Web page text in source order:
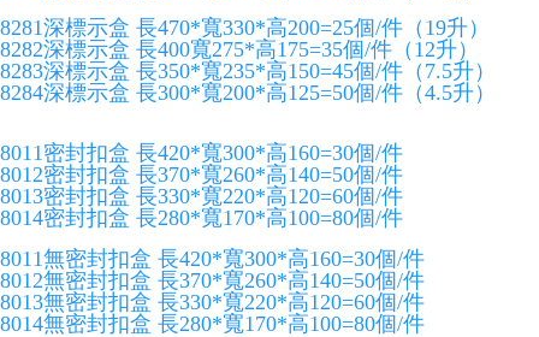
8281深標示盒 長470*寬330*高200=25個/件（19升）
8282深標示盒 長400寬275*高175=35個/件（12升）
8283深標示盒 長350*寬235*高150=45個/件（7.5升）
8284深標示盒 長300*寬200*高125=50個/件（4.5升）
8011密封扣盒 長420*寬300*高160=30個/件
8012密封扣盒 長370*寬260*高140=50個/件
8013密封扣盒 長330*寬220*高120=60個/件
8014密封扣盒 長280*寬170*高100=80個/件
8011無密封扣盒 長420*寬300*高160=30個/件
8012無密封扣盒 長370*寬260*高140=50個/件
8013無密封扣盒 長330*寬220*高120=60個/件
8014無密封扣盒 長280*寬170*高100=80個/件